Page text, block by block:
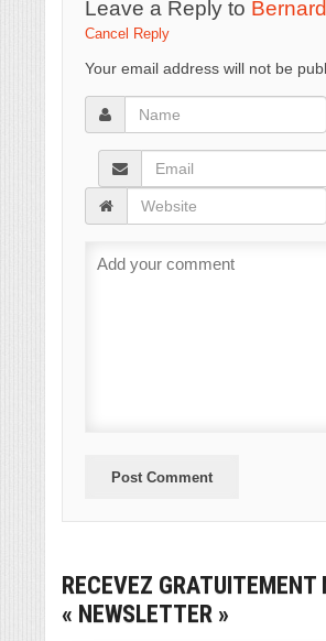
Leave a Reply to Bernard
Cancel Reply
Your email address will not be
RECEVEZ GRATUITEMENT
« NEWSLETTER »